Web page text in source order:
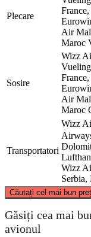
Plecare
Air
Maroc
Sosire
Wizz
Air
Maroc
Transportatori
Wizz
Wizz
Căutați cel mai bun preț
Găsiți cea mai
avionul